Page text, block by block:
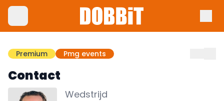
Premium Pmg events
Contact
Wedstrijd